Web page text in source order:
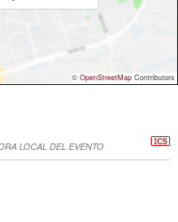
© OpenStreetMap Contributors
LOCAL DEL EVENTO